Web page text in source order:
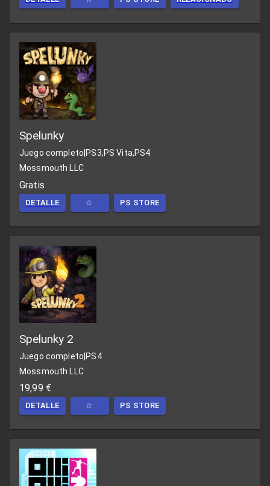
Spelunky
Juego completo PS3,PS Vita,PS4
Mossmouth LLC
Gratis
DETALLE ☆ PS STORE
Spelunky 2
Juego completo PS4
Mossmouth LLC
19,99 €
DETALLE ☆ PS STORE